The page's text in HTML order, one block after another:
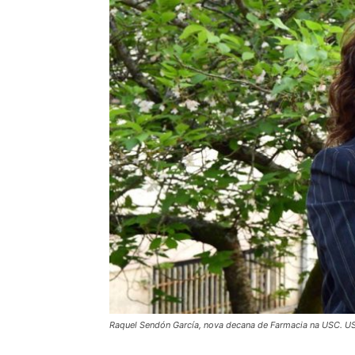
Raquel Sendón García, nova decana de Farmacia na USC.